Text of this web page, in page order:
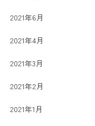
2021年6月
2021年4月
2021年3月
2021年2月
2021年1月